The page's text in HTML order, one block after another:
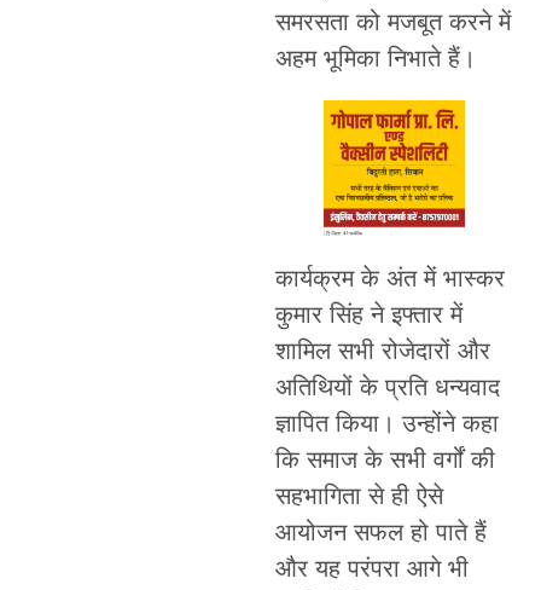
समरसता को मजबूत करने में
अहम भूमिका निभाते हैं।
कार्यक्रम के अंत में भास्कर
कुमार सिंह ने इफ्तार में
शामिल सभी रोजेदारों और
अतिथियों के प्रति धन्यवाद
ज्ञापित किया। उन्होंने कहा
कि समाज के सभी वर्गों की
सहभागिता से ही ऐसे
आयोजन सफल हो पाते हैं
और यह परंपरा आगे भी